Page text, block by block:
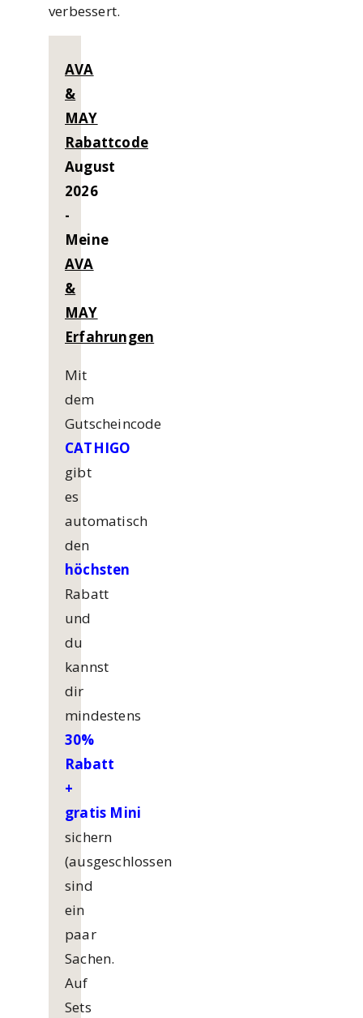
verbessert.
AVA
&
MAY
Rabattcode
August
2026
-
Meine
AVA
&
MAY
Erfahrungen
Mit
dem
Gutscheincode
CATHIGO
gibt
es
automatisch
den
höchsten
Rabatt
und
du
kannst
dir
mindestens
30%
Rabatt
+
gratis Mini
sichern
(ausgeschlossen
sind
ein
paar
Sachen.
Auf
Sets